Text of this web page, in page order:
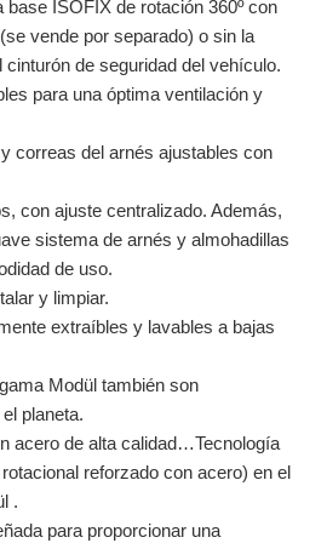
base ISOFIX de rotación 360º con
vende por separado) o sin la
cinturón de seguridad del vehículo.
para una óptima ventilación y
correas del arnés ajustables con
con ajuste centralizado. Además,
sistema de arnés y almohadillas
de uso.
y limpiar.
extraíbles y lavables a bajas
Modül también son
planeta.
acero de alta calidad…Tecnología
reforzado con acero) en el
.
para proporcionar una